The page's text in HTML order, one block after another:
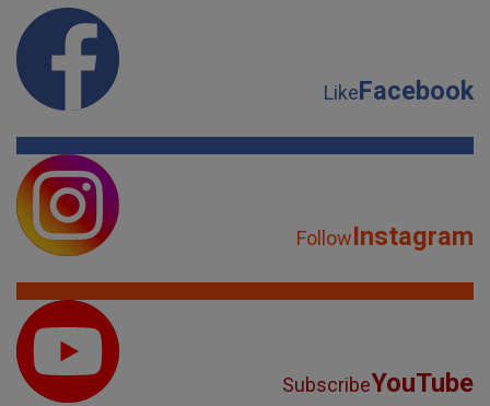
LikeFacebook
FollowInstagram
SubscribeYouTube